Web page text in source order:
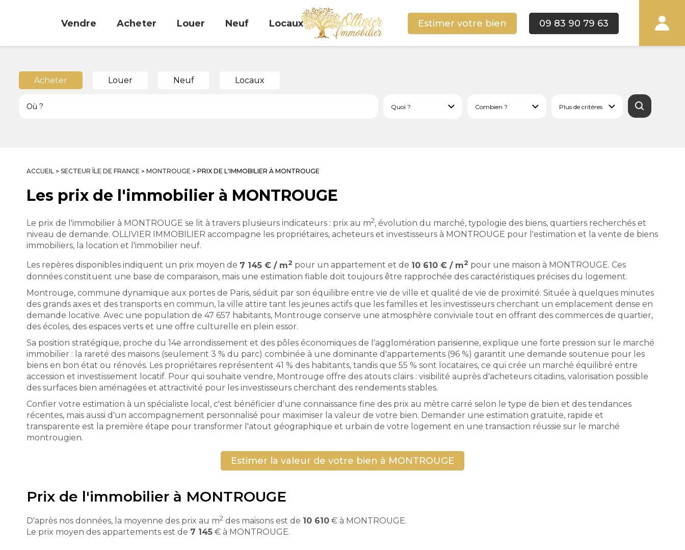
Estimer votre bien 09 83 90 79 63
Vendre Acheter Louer Neuf Locaux
Acheter Louer Neuf Locaux
ACCUEIL > SECTEUR ÎLE DE FRANCE > MONTROUGE > PRIX DE L'IMMOBILIER À MONTROUGE
Les prix de l'immobilier à MONTROUGE
Le prix de l'immobilier à MONTROUGE se lit à travers plusieurs indicateurs : prix au m2, évolution du marché, typologie des biens, quartiers recherchés et
niveau de demande. OLLIVIER IMMOBILIER accompagne les propriétaires, acheteurs et investisseurs à MONTROUGE pour l'estimation et la vente de biens
immobiliers, la location et l'immobilier neuf.
Les repères disponibles indiquent un prix moyen de 7 145 € / m2 pour un appartement et de 10 610 € / m2 pour une maison à MONTROUGE. Ces
données constituent une base de comparaison, mais une estimation fiable doit toujours être rapprochée des caractéristiques précises du logement.
Montrouge, commune dynamique aux portes de Paris, séduit par son équilibre entre vie de ville et qualité de vie de proximité. Située à quelques minutes
des grands axes et des transports en commun, la ville attire tant les jeunes actifs que les familles et les investisseurs cherchant un emplacement dense en
demande locative. Avec une population de 47 657 habitants, Montrouge conserve une atmosphère conviviale tout en offrant des commerces de quartier,
des écoles, des espaces verts et une offre culturelle en plein essor.
Sa position stratégique, proche du 14e arrondissement et des pôles économiques de l'agglomération parisienne, explique une forte pression sur le marché
immobilier : la rareté des maisons (seulement 3 % du parc) combinée à une dominante d'appartements (96 %) garantit une demande soutenue pour les
biens en bon état ou rénovés. Les propriétaires représentent 41 % des habitants, tandis que 55 % sont locataires, ce qui crée un marché équilibré entre
accession et investissement locatif. Pour qui souhaite vendre, Montrouge offre des atouts clairs : visibilité auprès d'acheteurs citadins, valorisation possible
des surfaces bien aménagées et attractivité pour les investisseurs cherchant des rendements stables.
Confier votre estimation à un spécialiste local, c'est bénéficier d'une connaissance fine des prix au mètre carré selon le type de bien et des tendances
récentes, mais aussi d'un accompagnement personnalisé pour maximiser la valeur de votre bien. Demander une estimation gratuite, rapide et
transparente est la première étape pour transformer l'atout géographique et urbain de votre logement en une transaction réussie sur le marché
montrougien.
Estimer la valeur de votre bien à MONTROUGE
Prix de l'immobilier à MONTROUGE
D'après nos données, la moyenne des prix au m2 des maisons est de 10 610 € à MONTROUGE.
Le prix moyen des appartements est de 7 145 € à MONTROUGE.